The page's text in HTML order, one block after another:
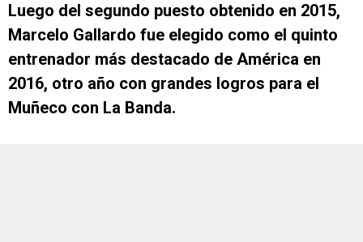
Luego del segundo puesto obtenido en 2015,
Marcelo Gallardo fue elegido como el quinto
entrenador más destacado de América en
2016, otro año con grandes logros para el
Muñeco con La Banda.